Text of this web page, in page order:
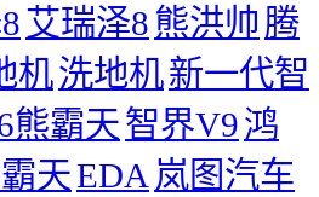
艾瑞泽8 熊洪帅 腾
机洗地机新一代智
熊霸天智界V9鸿
天EDA 岚图汽车